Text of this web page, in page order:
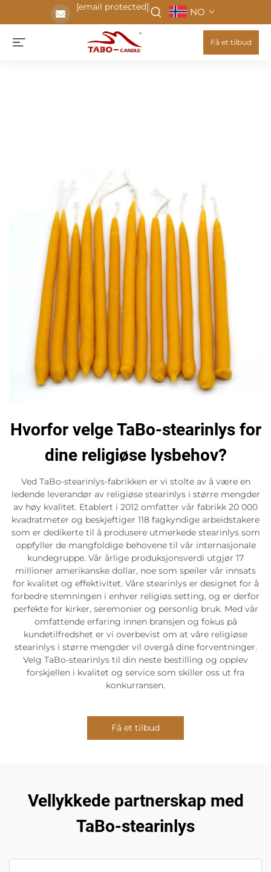
[email protected] NO
Få et tilbud
Hvorfor velge TaBo-stearinlys for
dine religiøse lysbehov?
Ved TaBo-stearinlys-fabrikken er vi stolte av å være en
ledende leverandør av religiøse stearinlys i større mengder
av høy kvalitet. Etablert i 2012 omfatter vår fabrikk 20 000
kvadratmeter og beskjeftiger 118 fagkyndige arbeidstakere
som er dedikerte til å produsere utmerkede stearinlys som
oppfyller de mangfoldige behovene til vår internasjonale
kundegruppe. Vår årlige produksjonsverdi utgjør 17
millioner amerikanske dollar, noe som speiler vår innsats
for kvalitet og effektivitet. Våre stearinlys er designet for å
forbedre stemningen i enhver religiøs setting, og er derfor
perfekte for kirker, seremonier og personlig bruk. Med vår
omfattende erfaring innen bransjen og fokus på
kundetilfredshet er vi overbevist om at våre religiøse
stearinlys i større mengder vil overgå dine forventninger.
Velg TaBo-stearinlys til din neste bestilling og opplev
forskjellen i kvalitet og service som skiller oss ut fra
konkurransen.
Få et tilbud
Vellykkede partnerskap med
TaBo-stearinlys